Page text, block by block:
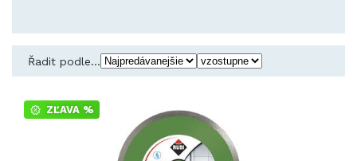
Řadit podle...
ZĽAVA %